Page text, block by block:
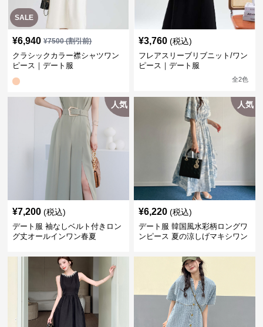
SALE
¥6,940 ¥7500(割引前)
クラシックカラー襟シャツワン
ピース｜デート服
¥3,760 (税込)
フレアスリーブリブニット/ワン
ピース｜デート服
全2色
人気
¥7,200 (税込)
デート服 袖なしベルト付きロン
グ丈オールインワン春夏
人気
¥6,220 (税込)
デート服 韓国風水彩柄ロングワ
ンピース 夏の涼しげマキシワン